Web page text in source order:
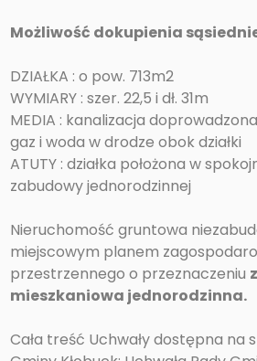
Możliwość dokupienia
DZIAŁKA : o pow. 713m2
WYMIARY : szer. 22,5 i dł. 31m
MEDIA : kanalizacja
gaz i woda w drodze obok działki
ATUTY : działka położona w
zabudowy jednorodzinnej
Nieruchomość gruntowa
miejscowym planem
przestrzennego o przeznaczeniu
mieszkaniowa jednorodzinna.
Cała treść Uchwały dostępna na